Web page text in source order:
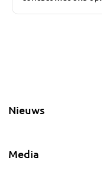
Nieuws
Media